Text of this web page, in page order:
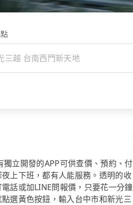
立開發的APP可供查價、預約、付
上下班，都有人能服務。透明的收
話或加LINE問報價，只要花一分鐘
選黃色按鈕，輸入台中市和新光三